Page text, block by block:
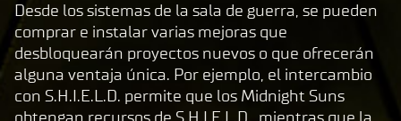
Desde los sistemas de la sala de guerra, se pueden
comprar e instalar varias mejoras que
desbloquearán proyectos nuevos o que ofrecerán
alguna ventaja única. Por ejemplo, el intercambio
con S.H.I.E.L.D. permite que los Midnight Suns